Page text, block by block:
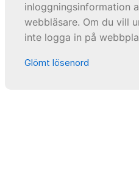
inloggningsinformation
webbläsare. Om du vill
inte logga in på
Glömt lösenord